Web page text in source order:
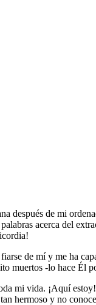
después de mi
acerca del
de mí y me ha
muertos -lo hace Él
mi vida. ¡Aquí
hermoso y no